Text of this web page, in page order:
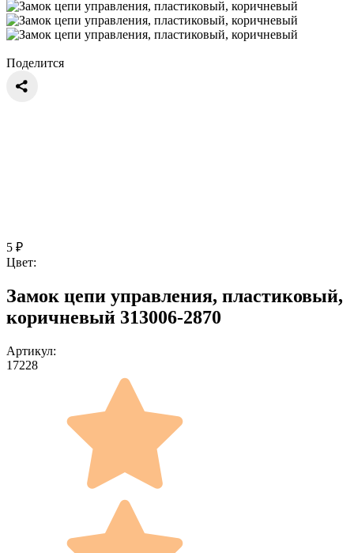
Поделится
5 ₽
Цвет:
Замок цепи управления, пластиковый,
коричневый 313006-2870
Артикул:
17228